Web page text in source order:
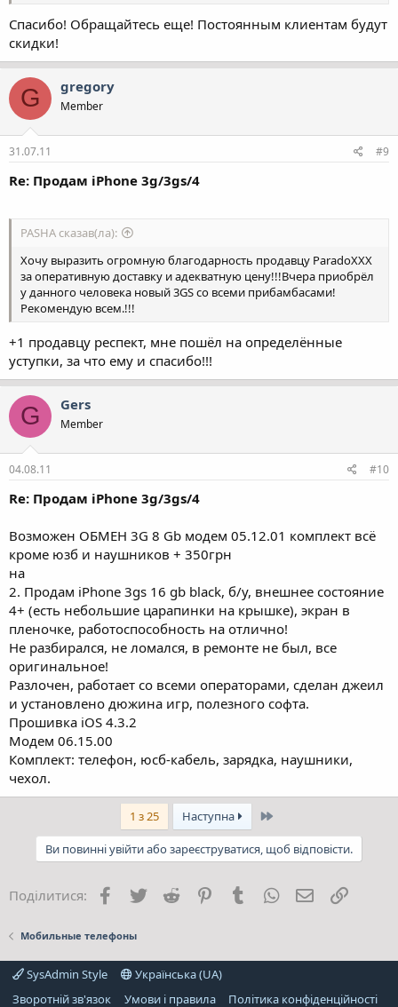
Спасибо! Обращайтесь еще! Постоянным клиентам будут
скидки!
G gregory
Member
31.07.11 #9
Re: Продам iPhone 3g/3gs/4
PASHA сказав(ла):
Хочу выразить огромную благодарность продавцу ParadoXXX
за оперативную доставку и адекватную цену!!!Вчера приобрёл
у данного человека новый 3GS со всеми прибамбасами!
Рекомендую всем.!!!
+1 продавцу респект, мне пошёл на определённые
уступки, за что ему и спасибо!!!
G Gers
Member
04.08.11 #10
Re: Продам iPhone 3g/3gs/4
Возможен ОБМЕН 3G 8 Gb модем 05.12.01 комплект всё
кроме юзб и наушников + 350грн
на
2. Продам iPhone 3gs 16 gb black, б/у, внешнее состояние
4+ (есть небольшие царапинки на крышке), экран в
пленочке, работоспособность на отлично!
Не разбирался, не ломался, в ремонте не был, все
оригинальное!
Разлочен, работает со всеми операторами, сделан джеил
и установлено дюжина игр, полезного софта.
Прошивка iOS 4.3.2
Модем 06.15.00
Комплект: телефон, юсб-кабель, зарядка, наушники,
чехол.
1 з 25 Наступна Останній
Ви повинні увійти або зареєструватися, щоб відповісти.
Поділитися: Facebook
Twitter Reddit PinterestTumblrWhatsApp
E-mail
Мобильные телефоны
SysAdmin Style
Українська (UA)
Зворотній зв'язок
Умови і правила Політика конфіденційності